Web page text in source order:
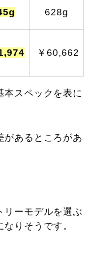
628g
￥60,662
本スペックを表に
があるところがあ
リーモデルを選ぶ
りそうです。